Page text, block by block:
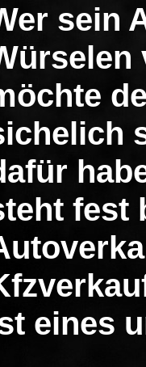
sein
fest
eines